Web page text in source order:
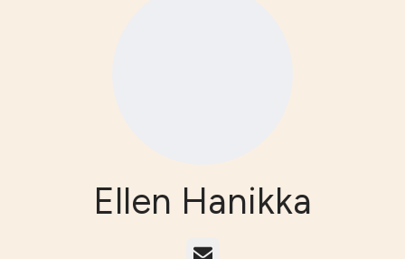
Ellen Hanikka
E-post